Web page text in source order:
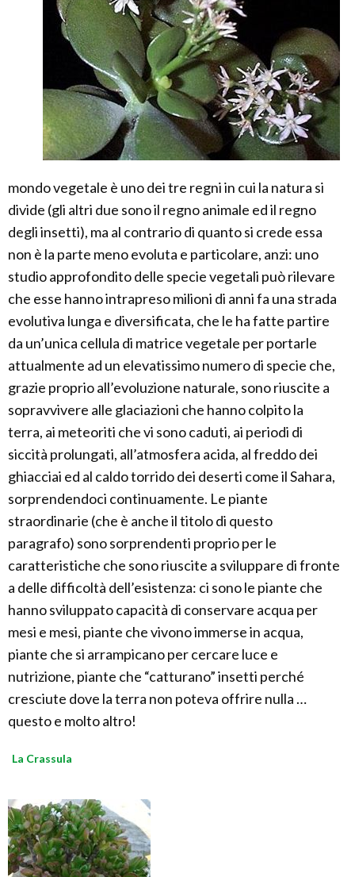
mondo vegetale è uno dei tre regni in cui la natura si
divide (gli altri due sono il regno animale ed il regno
degli insetti), ma al contrario di quanto si crede essa
non è la parte meno evoluta e particolare, anzi: uno
studio approfondito delle specie vegetali può rilevare
che esse hanno intrapreso milioni di anni fa una strada
evolutiva lunga e diversificata, che le ha fatte partire
da un’unica cellula di matrice vegetale per portarle
attualmente ad un elevatissimo numero di specie che,
grazie proprio all’evoluzione naturale, sono riuscite a
sopravvivere alle glaciazioni che hanno colpito la
terra, ai meteoriti che vi sono caduti, ai periodi di
siccità prolungati, all’atmosfera acida, al freddo dei
ghiacciai ed al caldo torrido dei deserti come il Sahara,
sorprendendoci continuamente. Le piante
straordinarie (che è anche il titolo di questo
paragrafo) sono sorprendenti proprio per le
caratteristiche che sono riuscite a sviluppare di fronte
a delle difficoltà dell’esistenza: ci sono le piante che
hanno sviluppato capacità di conservare acqua per
mesi e mesi, piante che vivono immerse in acqua,
piante che si arrampicano per cercare luce e
nutrizione, piante che “catturano” insetti perché
cresciute dove la terra non poteva offrire nulla …
questo e molto altro!
La Crassula